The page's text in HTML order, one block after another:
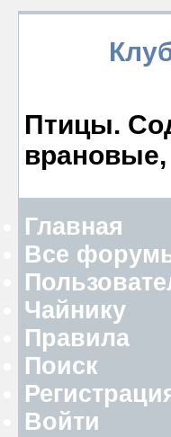
Птицы.
Главная
Все
Чайнику
Правила
Поиск
Войти